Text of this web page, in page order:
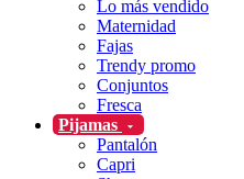
Lo más vendido
Maternidad
Fajas
Trendy promo
Conjuntos
Fresca
Pijamas
Pantalón
Capri